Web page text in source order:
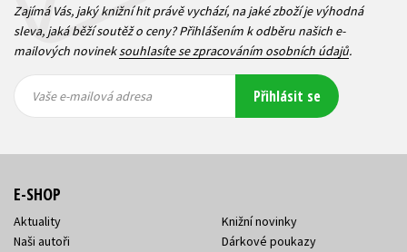
Zajímá Vás, jaký knižní hit právě vychází, na jaké zboží je výhodná
sleva, jaká běží soutěž o ceny? Přihlášením k odběru našich e-
mailových novineksouhlasíte se zpracováním osobních údajů.
mailová
mailová
Vaše e-mailová adresa Přihlásit se
E-SHOP
Aktuality
Naši autoři
Knižní novinky
Dárkové poukazy